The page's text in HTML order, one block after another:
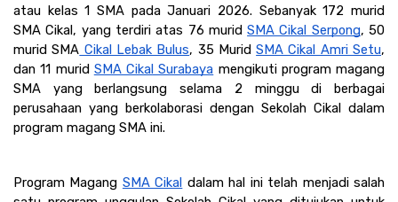
atau kelas 1 SMA pada Januari 2026. Sebanyak 172 murid
SMA Cikal, yang terdiri atas 76 murid SMA Cikal Serpong, 50
murid SMA Cikal Lebak Bulus, 35 Murid SMA Cikal Amri Setu,
dan 11 murid SMA Cikal Surabaya mengikuti program magang
SMA yang berlangsung selama 2 minggu di berbagai
perusahaan yang berkolaborasi dengan Sekolah Cikal dalam
program magang SMA ini.
Program Magang SMA Cikal dalam hal ini telah menjadi salah